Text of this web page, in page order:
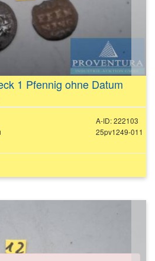
1 Pfennig ohne Datum
A-ID: 222103
25pv1249-011